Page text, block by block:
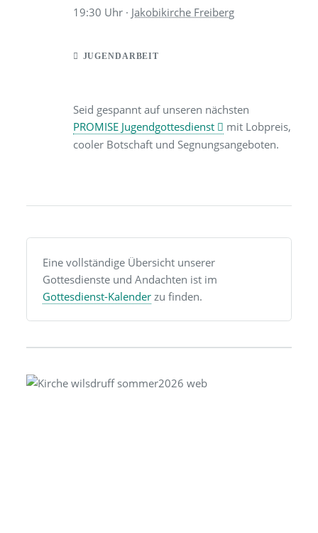
19:30 Uhr · Jakobikirche Freiberg
JUGENDARBEIT
Seid gespannt auf unseren nächsten
PROMISE Jugendgottesdienst
mit Lobpreis,
cooler Botschaft und Segnungsangeboten.
Eine vollständige Übersicht unserer
Gottesdienste und Andachten ist im
Gottesdienst-Kalenderzu finden.